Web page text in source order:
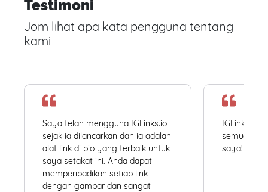
Testimoni
Jom lihat apa kata pengguna tentang
kami
Saya telah mengguna IGLinks.io
sejak ia dilancarkan dan ia adalah
alat link di bio yang terbaik untuk
saya setakat ini. Anda dapat
memperibadikan setiap link
dengan gambar dan sangat
IGLinks.io
semua
saya!